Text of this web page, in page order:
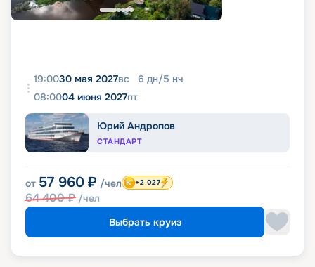
19:0030 мая 2027вс 6 дн/5 нч
08:0004 июня 2027пт
Юрий Андропов
СТАНДАРТ
от 57 960 ₽ /чел
64 400₽ /чел
+2 027
Выбрать круиз